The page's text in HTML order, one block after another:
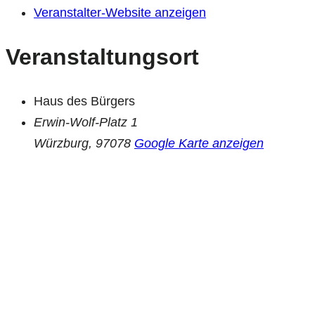
Veranstalter-Website anzeigen
Veranstaltungsort
Haus des Bürgers
Erwin-Wolf-Platz 1
Würzburg, 97078 Google Karte anzeigen